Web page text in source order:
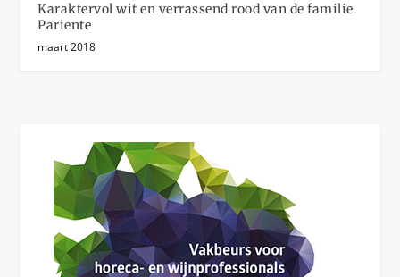
Karaktervol wit en verrassend rood van de familie
Pariente
maart 2018